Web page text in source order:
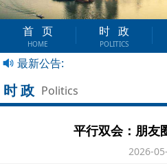
首页
HOME
时政
POLITICS
最新公告:
时政 Politics
平行双会：朋友
2026-